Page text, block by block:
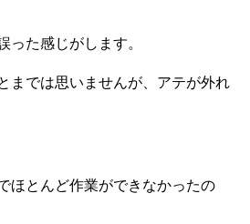
った感じがします。
までは思いませんが、アテが外れ
ほとんど作業ができなかったの